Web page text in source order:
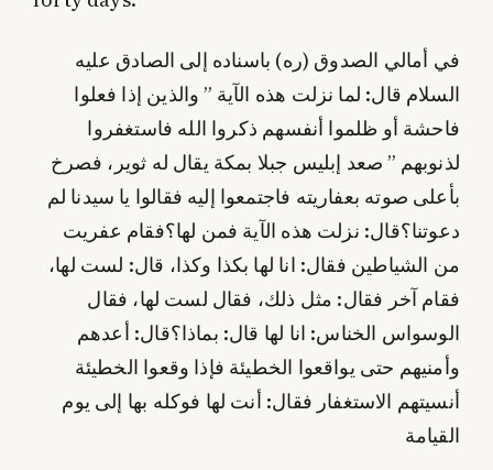
السلام قال: لما نزلت هذه الآية ” والذين إذا فعلوا
فاحشة أو ظلموا أنفسهم ذكروا الله فاستغفروا
لذنوبهم ” صعد إبليس جبلا بمكة يقال له ثوير، فصرخ
بأعلى صوته بعفاريته فاجتمعوا إليه فقالوا يا سيدنا لم
دعوتنا؟قال: نزلت هذه الآية فمن لها؟فقام عفريت
من الشياطين فقال: انا لها بكذا وكذا، قال: لست لها،
فقام آخر فقال: مثل ذلك، فقال لست لها، فقال
الوسواس الخناس: انا لها قال: بماذا؟قال: أعدهم
وأمنيهم حتى يواقعوا الخطيئة فإذا وقعوا الخطيئة
أنسيتهم الاستغفار فقال: أنت لها فوكله بها إلى يوم
القيامة